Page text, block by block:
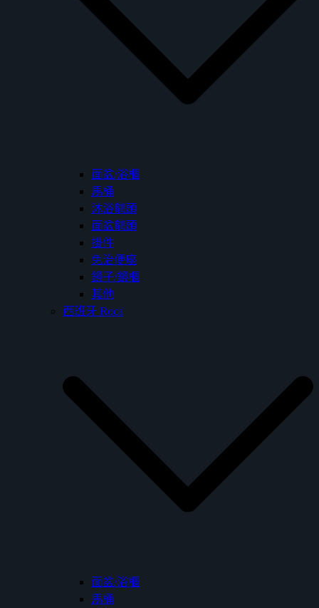
面盆/浴櫃
馬桶
沐浴龍頭
面盆龍頭
掛件
免治便座
鏡子/鏡櫃
其他
西班牙 Roca
面盆/浴櫃
馬桶